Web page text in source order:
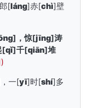
[láng]赤[chì]壁
]，惊[jīng]涛
[qǐ]千[qiān]堆
一[yī]时[shí]多